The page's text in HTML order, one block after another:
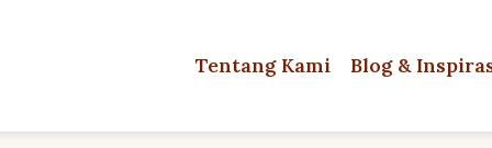
Tentang Kami Blog &